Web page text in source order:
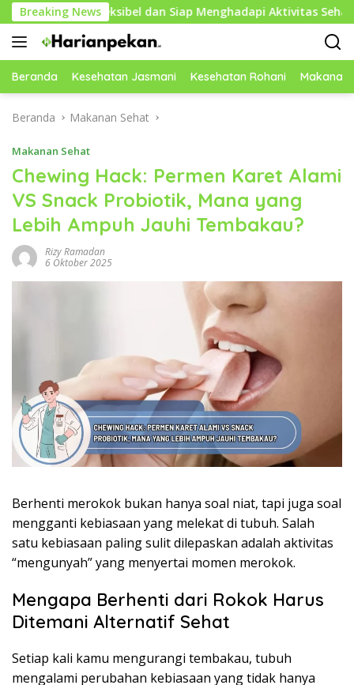
Langsung
ke
konten
Breaking News
Fleksibel dan Siap Menghadapi Aktivitas Sehari-Hari
Beranda Kesehatan Jasmani Kesehatan Rohani Makanan
Beranda Makanan Sehat
Makanan Sehat
Chewing Hack: Permen Karet Alami
VS Snack Probiotik, Mana yang
Lebih Ampuh Jauhi Tembakau?
Rizy Ramadan
6 Oktober 2025
Berhenti merokok bukan hanya soal niat, tapi juga soal
mengganti kebiasaan yang melekat di tubuh. Salah
satu kebiasaan paling sulit dilepaskan adalah aktivitas
“mengunyah” yang menyertai momen merokok.
Mengapa Berhenti dari Rokok Harus
Ditemani Alternatif Sehat
Setiap kali kamu mengurangi tembakau, tubuh
mengalami perubahan kebiasaan yang tidak hanya